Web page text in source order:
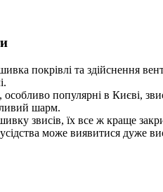
покрівлі та здійснення
особливо популярні в Києві,
шарм.
звисів, їх все ж краще
може виявитися дуже